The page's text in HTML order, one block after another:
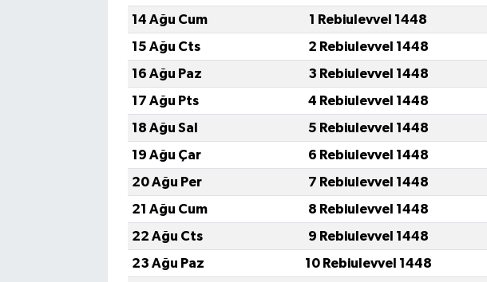
14 Ağu Cum
1 Rebiulevvel 1448
15 Ağu Cts
2 Rebiulevvel 1448
16 Ağu Paz
3 Rebiulevvel 1448
17 Ağu Pts
4 Rebiulevvel 1448
18 Ağu Sal
5 Rebiulevvel 1448
19 Ağu Çar
6 Rebiulevvel 1448
20 Ağu Per
7 Rebiulevvel 1448
21 Ağu Cum
8 Rebiulevvel 1448
22 Ağu Cts
9 Rebiulevvel 1448
23 Ağu Paz
10 Rebiulevvel 1448